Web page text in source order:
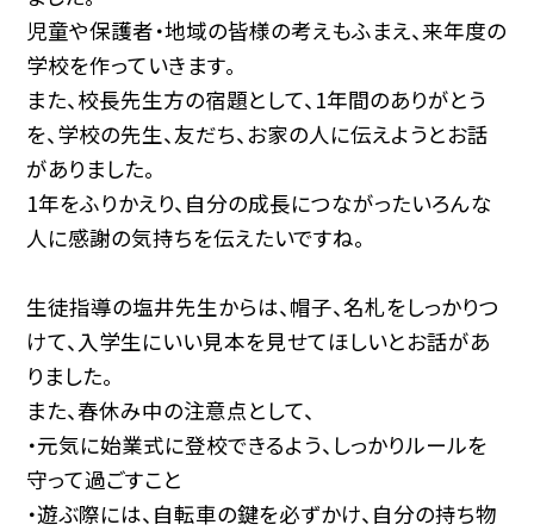
児童や保護者・地域の皆様の考えもふまえ、来年度の
学校を作っていきます。
また、校長先生方の宿題として、1年間のありがとう
を、学校の先生、友だち、お家の人に伝えようとお話
がありました。
1年をふりかえり、自分の成長につながったいろんな
人に感謝の気持ちを伝えたいですね。
生徒指導の塩井先生からは、帽子、名札をしっかりつ
けて、入学生にいい見本を見せてほしいとお話があ
りました。
また、春休み中の注意点として、
・元気に始業式に登校できるよう、しっかりルールを
守って過ごすこと
・遊ぶ際には、自転車の鍵を必ずかけ、自分の持ち物